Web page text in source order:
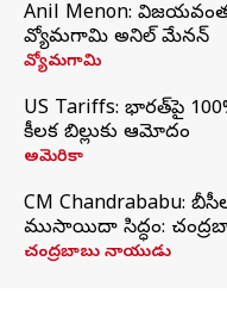
Anil Menon:
వ్యోమగామి అనిల్‌ మేనన్
వ్యోమగామి
US Tariffs: భారత్‌పై
కీలక బిల్లుకు ఆమోదం
అమెరికా
CM Chandrababu:
ముసాయిదా సిద్ధం:
చంద్రబాబు నాయుడు